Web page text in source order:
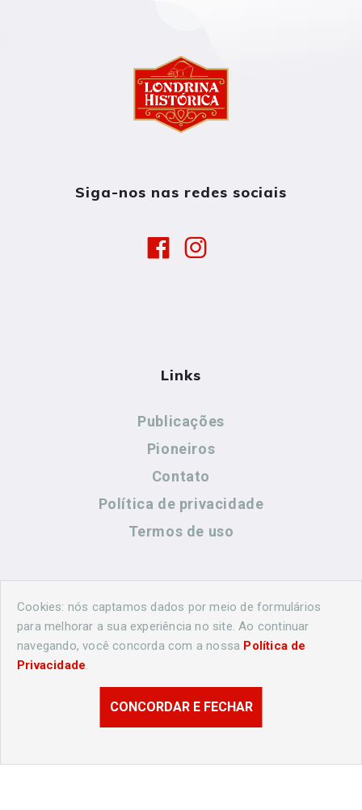
Siga-nos nas redes sociais
Links
Publicações
Pioneiros
Contato
Política de privacidade
Termos de uso
Contato
(44) 99883-8883
Cookies: nós captamos dados por meio de formulários
para melhorar a sua experiência no site. Ao continuar
navegando, você concorda com a nossa Política de
Privacidade.
CONCORDAR E FECHAR